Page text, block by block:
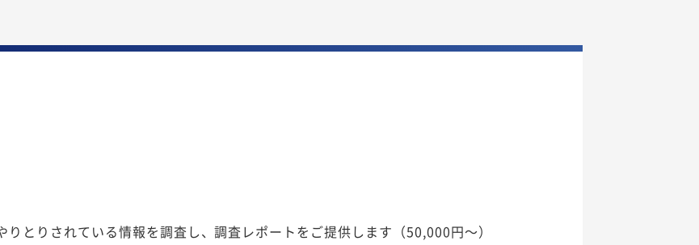
とりされている情報を調査し、調査レポートをご提供します（50,000円～）